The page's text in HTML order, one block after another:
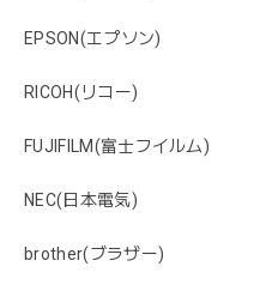
EPSON(エプソン)
RICOH(リコー)
FUJIFILM(富士フイルム)
NEC(日本電気)
brother(ブラザー)